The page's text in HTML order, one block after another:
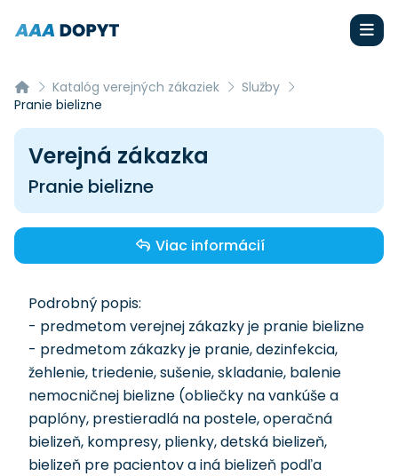
Katalóg verejných zákaziek
Služby
Pranie bielizne
Verejná zákazka
Pranie bielizne
Viac informácií
Podrobný popis:
- predmetom verejnej zákazky je pranie bielizne
- predmetom zákazky je pranie, dezinfekcia,
žehlenie, triedenie, sušenie, skladanie, balenie
nemocničnej bielizne (obliečky na vankúše a
paplóny, prestieradlá na postele, operačná
bielizeň, kompresy, plienky, detská bielizeň,
bielizeň pre pacientov a iná bielizeň podľa